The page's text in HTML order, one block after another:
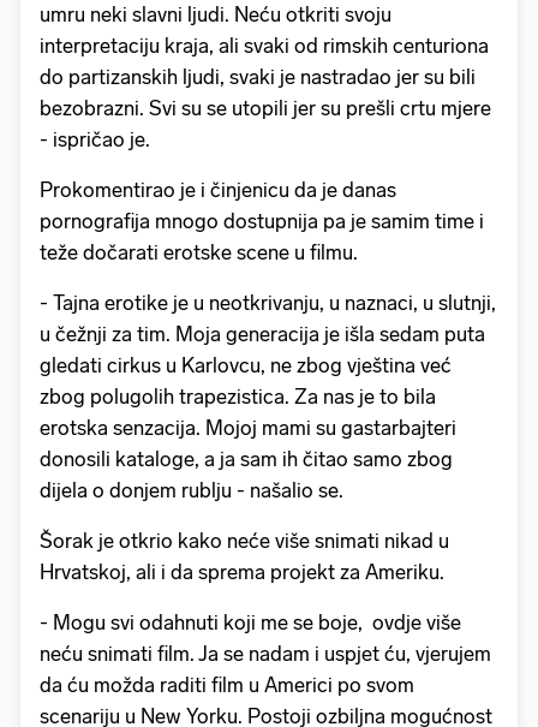
umru neki slavni ljudi. Neću otkriti svoju
interpretaciju kraja, ali svaki od rimskih centuriona
do partizanskih ljudi, svaki je nastradao jer su bili
bezobrazni. Svi su se utopili jer su prešli crtu mjere
- ispričao je.
Prokomentirao je i činjenicu da je danas
pornografija mnogo dostupnija pa je samim time i
teže dočarati erotske scene u filmu.
- Tajna erotike je u neotkrivanju, u naznaci, u slutnji,
u čežnji za tim. Moja generacija je išla sedam puta
gledati cirkus u Karlovcu, ne zbog vještina već
zbog polugolih trapezistica. Za nas je to bila
erotska senzacija. Mojoj mami su gastarbajteri
donosili kataloge, a ja sam ih čitao samo zbog
dijela o donjem rublju - našalio se.
Šorak je otkrio kako neće više snimati nikad u
Hrvatskoj, ali i da sprema projekt za Ameriku.
- Mogu svi odahnuti koji me se boje, ovdje više
neću snimati film. Ja se nadam i uspjet ću, vjerujem
da ću možda raditi film u Americi po svom
scenariju u New Yorku. Postoji ozbiljna mogućnost